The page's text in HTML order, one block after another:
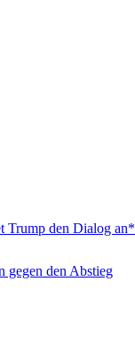
Trump den Dialog an*
gegen den Abstieg